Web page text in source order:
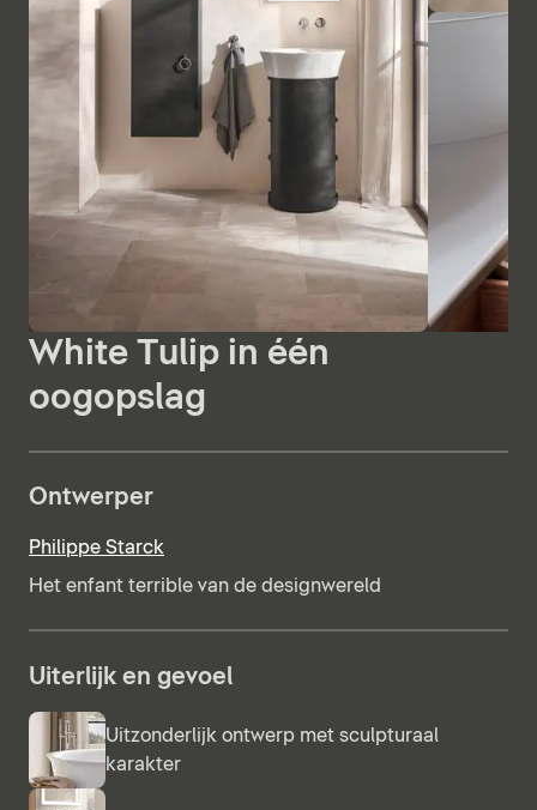
White Tulip in één
oogopslag
Ontwerper
Philippe Starck
Het enfant terrible van de designwereld
Uiterlijk en gevoel
Uitzonderlijk ontwerp met sculpturaal
karakter